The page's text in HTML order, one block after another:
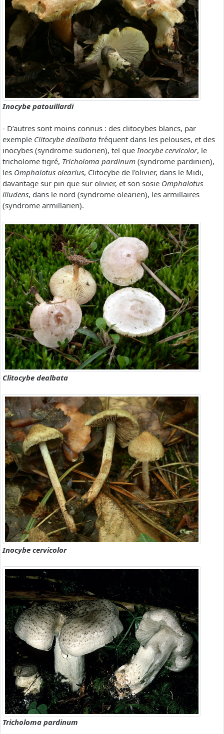
Inocybe patouillardi
- D’autres sont moins connus : des clitocybes blancs, par
exemple Clitocybe dealbata fréquent dans les pelouses, et des
inocybes (syndrome sudorien), tel queInocybe cervicolor, le
tricholome tigré, Tricholoma pardinum (syndrome pardinien),
les Omphalotus olearius, Clitocybe de l'olivier, dans le Midi,
davantage sur pin que sur olivier, et son sosie Omphalotus
illudens, dans le nord (syndrome olearien), les armillaires
(syndrome armillarien).
Clitocybe dealbata
Inocybe cervicolor
Tricholoma pardinum